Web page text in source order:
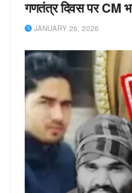
गणतंत्र दिवस पर CM
JANUARY 26, 2026